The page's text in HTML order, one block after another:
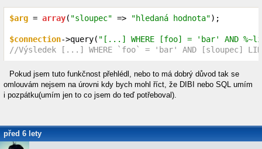
$arg = array( "sloupec" => "hledaná hodnota");
$connection->query( "[...] WHERE [foo] = 'bar' AND
//Výsledek [...] WHERE `foo` = 'bar' AND [sloupec] LIKE
Pokud jsem tuto funkčnost přehlédl, nebo to má dobrý důvod tak se
omlouvám nejsem na úrovni kdy bych mohl říct, že DIBI nebo SQL umím
i pozpátku(umím jen to co jsem do teď potřeboval).
před 6 lety